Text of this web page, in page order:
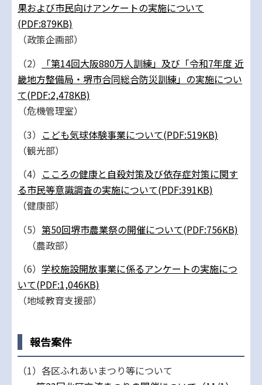
果および市民向けアンケートの実施について
(PDF:879KB)
（政策企画部）
（2）
「第14回大阪880万人訓練」及び「令和7年度 近
畿地方整備局・堺市合同総合防災訓練」の実施につい
て(PDF:2,478KB)
（危機管理室）
（3） こども気球体験事業について(PDF:519KB)
（観光部）
（4） こころの健康と自殺対策及び依存症対策に関す
る市民等意識調査の実施について(PDF:391KB)
（健康部）
（5） 第50回堺市農業祭の開催について(PDF:756KB)
（農政部）
（6） 学校施設開放事業に係るアンケートの実施につ
いて(PDF:1,046KB)
（地域教育支援部）
報告案件
（1）各区ふれあいまつり等について